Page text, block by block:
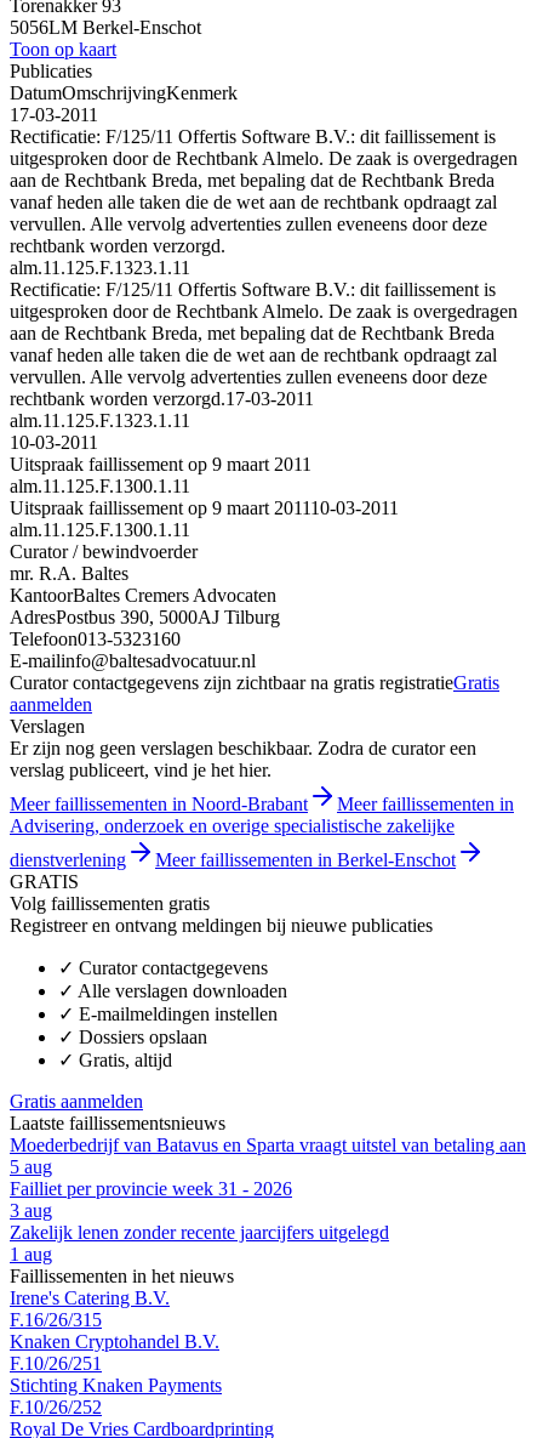
Torenakker 93
5056LM Berkel-Enschot
Toon op kaart
Publicaties
DatumOmschrijvingKenmerk
17-03-2011
Rectificatie: F/125/11 Offertis Software B.V.: dit faillissement is
uitgesproken door de Rechtbank Almelo. De zaak is overgedragen
aan de Rechtbank Breda, met bepaling dat de Rechtbank Breda
vanaf heden alle taken die de wet aan de rechtbank opdraagt zal
vervullen. Alle vervolg advertenties zullen eveneens door deze
rechtbank worden verzorgd.
alm.11.125.F.1323.1.11
Rectificatie: F/125/11 Offertis Software B.V.: dit faillissement is
uitgesproken door de Rechtbank Almelo. De zaak is overgedragen
aan de Rechtbank Breda, met bepaling dat de Rechtbank Breda
vanaf heden alle taken die de wet aan de rechtbank opdraagt zal
vervullen. Alle vervolg advertenties zullen eveneens door deze
rechtbank worden verzorgd.17-03-2011
alm.11.125.F.1323.1.11
10-03-2011
Uitspraak faillissement op 9 maart 2011
alm.11.125.F.1300.1.11
Uitspraak faillissement op 9 maart 201110-03-2011
alm.11.125.F.1300.1.11
Curator / bewindvoerder
mr. R.A. Baltes
KantoorBaltes Cremers Advocaten
AdresPostbus 390, 5000AJ Tilburg
Telefoon013-5323160
E-mailinfo@baltesadvocatuur.nl
Curator contactgegevens zijn zichtbaar na gratis registratieGratis
aanmelden
Verslagen
Er zijn nog geen verslagen beschikbaar. Zodra de curator een
verslag publiceert, vind je het hier.
Meer faillissementen in Noord-Brabant
Meer faillissementen in
Advisering, onderzoek en overige specialistische zakelijke
dienstverlening
Meer faillissementen in Berkel-Enschot
GRATIS
Volg faillissementen gratis
Registreer en ontvang meldingen bij nieuwe publicaties
✓ Curator contactgegevens
✓ Alle verslagen downloaden
✓ E-mailmeldingen instellen
✓ Dossiers opslaan
✓ Gratis, altijd
Gratis aanmelden
Laatste faillissementsnieuws
Moederbedrijf van Batavus en Sparta vraagt uitstel van betaling aan
5 aug
Failliet per provincie week 31 - 2026
3 aug
Zakelijk lenen zonder recente jaarcijfers uitgelegd
1 aug
Faillissementen in het nieuws
Irene's Catering B.V.
F.16/26/315
Knaken Cryptohandel B.V.
F.10/26/251
Stichting Knaken Payments
F.10/26/252
Royal De Vries Cardboardprinting